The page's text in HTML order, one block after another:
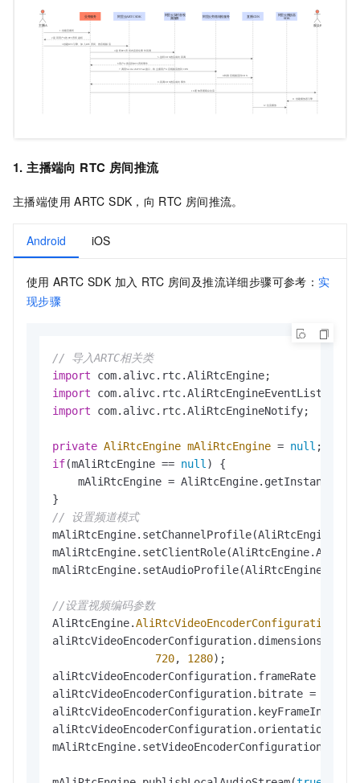
1. 主播端向 RTC 房间推流
主播端使用 ARTC SDK，向 RTC 房间推流。
Android iOS
使用 ARTC SDK 加入 RTC 房间及推流详细步骤可参考：实
现步骤
// 导入ARTC相关类
import
import
import com.alivc.rtc.AliRtcEngineNotify;
private AliRtcEngine mAliRtcEngine = null
if(mAliRtcEngine == null ) {
    mAliRtcEngine = AliRtcEngine.getInstance(
// 设置频道模式
//设置视频编码参数
AliRtcEngine.AliRtcVideoEncoderConfiguration
aliRtcVideoEncoderConfiguration.dimensions =
720, 1280);
aliRtcVideoEncoderConfiguration.frameRate =
aliRtcVideoEncoderConfiguration.bitrate =